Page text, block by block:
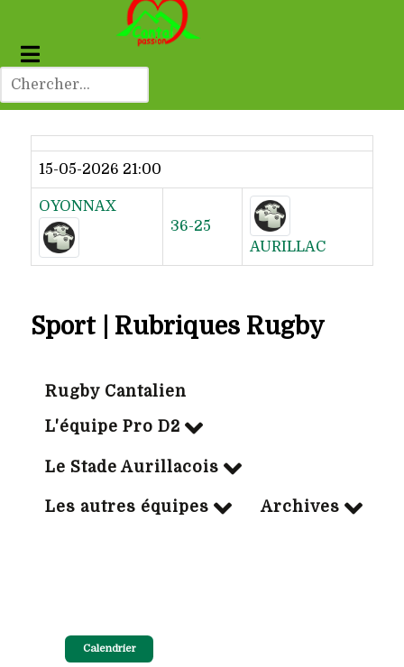
Dernier résultat
15-05-2026 21:00
OYONNAX
36-25
AURILLAC
Sport | Rubriques Rugby
Rugby Cantalien
L'équipe Pro D2
Le Stade Aurillacois
Les autres équipes Archives
Calendrier